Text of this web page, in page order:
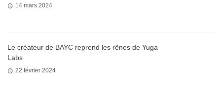
14 mars 2024
Le créateur de BAYC reprend les rênes de Yuga
Labs
22 février 2024